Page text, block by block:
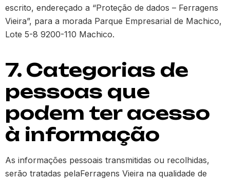
escrito, endereçado a “Proteção de dados – Ferragens
Vieira”, para a morada Parque Empresarial de Machico,
Lote 5-8 9200-110 Machico.
7. Categorias de
pessoas que
podem ter acesso
à informação
As informações pessoais transmitidas ou recolhidas,
serão tratadas pelaFerragens Vieira na qualidade de